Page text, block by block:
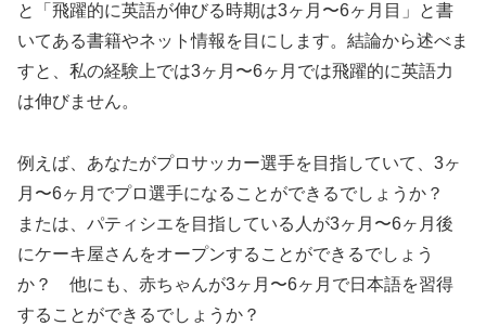
と「飛躍的に英語が伸びる時期は3ヶ月〜6ヶ月目」と書
いてある書籍やネット情報を目にします。結論から述べま
すと、私の経験上では3ヶ月〜6ヶ月では飛躍的に英語力
は伸びません。
例えば、あなたがプロサッカー選手を目指していて、3ヶ
月〜6ヶ月でプロ選手になることができるでしょうか？
または、パティシエを目指している人が3ヶ月〜6ヶ月後
にケーキ屋さんをオープンすることができるでしょう
か？ 他にも、赤ちゃんが3ヶ月〜6ヶ月で日本語を習得
することができるでしょうか？